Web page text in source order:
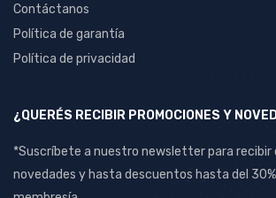
Contáctanos
Política de garantía
Política de privacidad
¿QUERÉS RECIBIR PROMOCIONES Y
*Suscríbete a nuestro newsletter para
novedades y hasta descuentos hasta del